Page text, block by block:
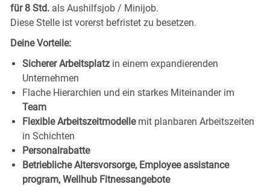
für 8 Std. als Aushilfsjob / Minijob.
Diese Stelle ist vorerst befristet zu besetzen.
Deine Vorteile:
Sicherer Arbeitsplatz in einem expandierenden
Unternehmen
Flache Hierarchien und ein starkes Miteinander im
Team
Flexible Arbeitszeitmodelle mit planbaren Arbeitszeiten
in Schichten
Personalrabatte
Betriebliche Altersvorsorge, Employee assistance
program, Wellhub Fitnessangebote